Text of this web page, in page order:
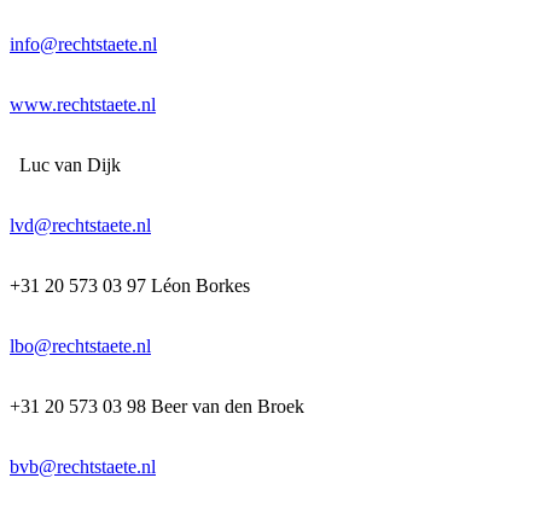
info@rechtstaete.nl
www.rechtstaete.nl
Luc van Dijk
lvd@rechtstaete.nl
+31 20 573 03 97 Léon Borkes
lbo@rechtstaete.nl
+31 20 573 03 98 Beer van den Broek
bvb@rechtstaete.nl